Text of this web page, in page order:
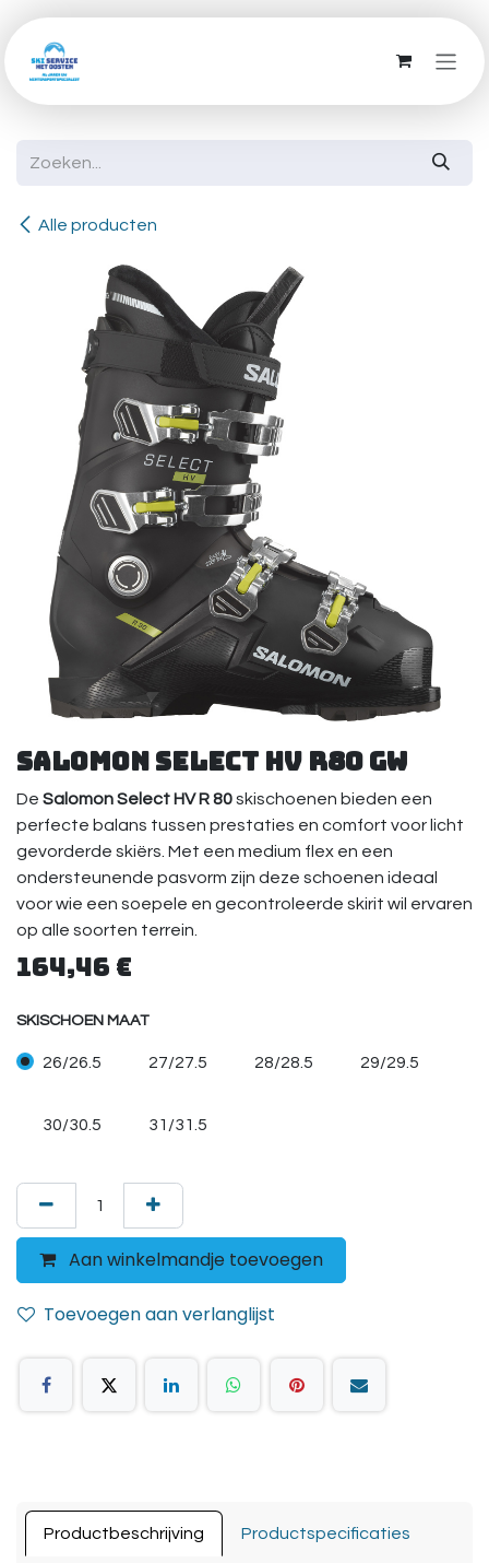
Overslaan naar inhoud
Alle producten
Salomon Select HV R80 GW
De Salomon Select HV R 80skischoenen bieden een
perfecte balans tussen prestaties en comfort voor licht
gevorderde skiërs. Met een medium flex en een
ondersteunende pasvorm zijn deze schoenen ideaal
voor wie een soepele en gecontroleerde skirit wil ervaren
op alle soorten terrein.
164,46 €
SKISCHOEN MAAT
26/26.5 27/27.5 28/28.5 29/29.5
30/30.5 31/31.5
Aan winkelmandje toevoegen
Toevoegen aan verlanglijst
Productbeschrijving Productspecificaties